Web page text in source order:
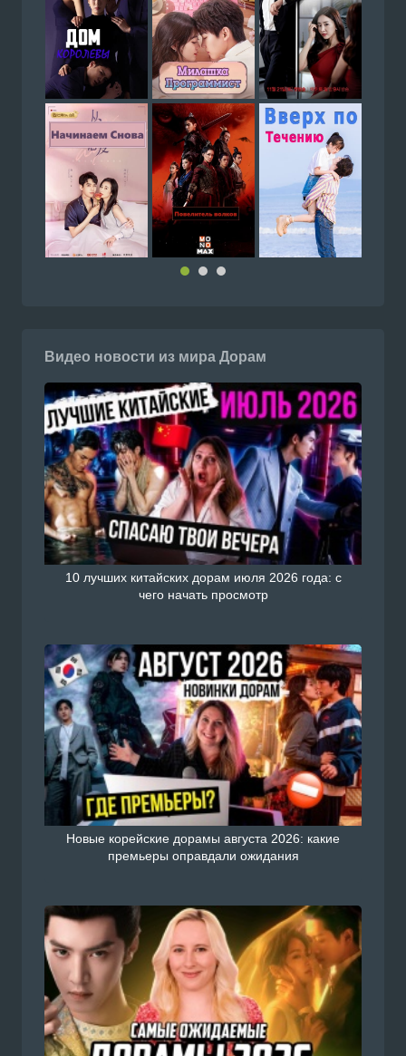
Видео новости из мира Дорам
10 лучших китайских дорам июля 2026 года: с
чего начать просмотр
Новые корейские дорамы августа 2026: какие
премьеры оправдали ожидания